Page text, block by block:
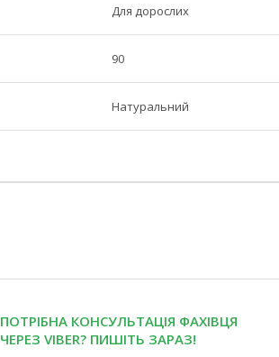
Для дорослих
90
Натуральний
ПОТРІБНА КОНСУЛЬТАЦІЯ ФАХІВЦЯ
ЧЕРЕЗ VIBER? ПИШІТЬ ЗАРАЗ!